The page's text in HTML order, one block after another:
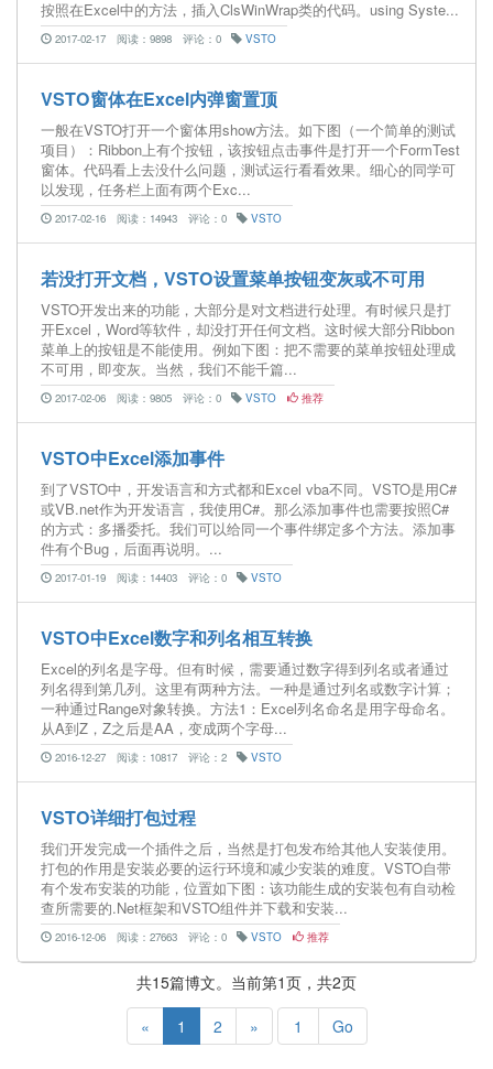
按照在Excel中的方法，插入ClsWinWrap类的代码。using Syste...
2017-02-17 阅读：9898 评论：0 VSTO
VSTO窗体在Excel内弹窗置顶
一般在VSTO打开一个窗体用show方法。如下图（一个简单的测试
项目）：Ribbon上有个按钮，该按钮点击事件是打开一个FormTest
窗体。代码看上去没什么问题，测试运行看看效果。细心的同学可
以发现，任务栏上面有两个Exc...
2017-02-16 阅读：14943 评论：0 VSTO
若没打开文档，VSTO设置菜单按钮变灰或不可用
VSTO开发出来的功能，大部分是对文档进行处理。有时候只是打
开Excel，Word等软件，却没打开任何文档。这时候大部分Ribbon
菜单上的按钮是不能使用。例如下图：把不需要的菜单按钮处理成
不可用，即变灰。当然，我们不能千篇...
2017-02-06 阅读：9805 评论：0 VSTO 推荐
VSTO中Excel添加事件
到了VSTO中，开发语言和方式都和Excel vba不同。VSTO是用C#
或VB.net作为开发语言，我使用C#。那么添加事件也需要按照C#
的方式：多播委托。我们可以给同一个事件绑定多个方法。添加事
件有个Bug，后面再说明。...
2017-01-19 阅读：14403 评论：0 VSTO
VSTO中Excel数字和列名相互转换
Excel的列名是字母。但有时候，需要通过数字得到列名或者通过
列名得到第几列。这里有两种方法。一种是通过列名或数字计算；
一种通过Range对象转换。方法1：Excel列名命名是用字母命名。
从A到Z，Z之后是AA，变成两个字母...
2016-12-27 阅读：10817 评论：2 VSTO
VSTO详细打包过程
我们开发完成一个插件之后，当然是打包发布给其他人安装使用。
打包的作用是安装必要的运行环境和减少安装的难度。VSTO自带
有个发布安装的功能，位置如下图：该功能生成的安装包有自动检
查所需要的.Net框架和VSTO组件并下载和安装...
2016-12-06 阅读：27663 评论：0 VSTO 推荐
共15篇博文。当前第1页，共2页
«
1 2 » Go